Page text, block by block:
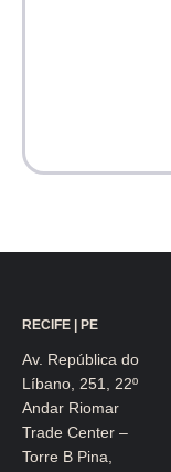
RECIFE | PE
Av. República do
Líbano, 251, 22º
Andar Riomar
Trade Center –
Torre B Pina,